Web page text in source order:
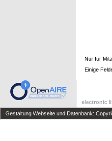
Nur für
Einige
electronic
Gestaltung Webseite und Datenbank: